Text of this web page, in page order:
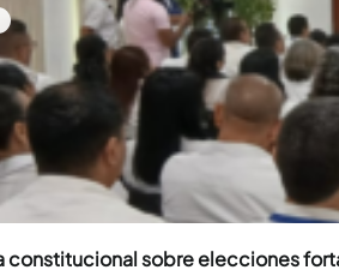
constitucional sobre elecciones